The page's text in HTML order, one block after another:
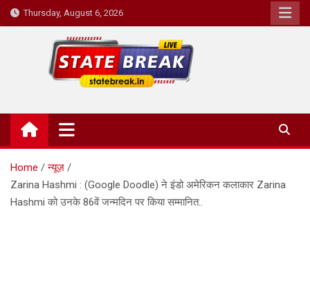
Skip
to
Thursday, August 6, 2026
State Break
Home
न्यूज़
Zarina Hashmi : (Google Doodle) ने इंडो अमेरिकन कलाकार Zarina
Hashmi को उनके 86वें जन्मदिन पर किया सम्मानित..